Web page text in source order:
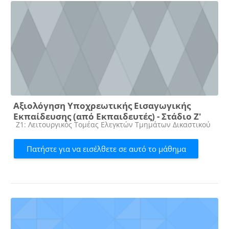
Αξιολόγηση Υποχρεωτικής Εισαγωγικής
Εκπαίδευσης (από Εκπαιδευτές) - Στάδιο Ζ'
Κατηγορία μαθήματος
Ζ1: Λειτουργικός Τομέας Ελεγκτών Τμημάτων Δικαστικού
Πατήστε για να εισέλθετε σε αυτό το μάθημα